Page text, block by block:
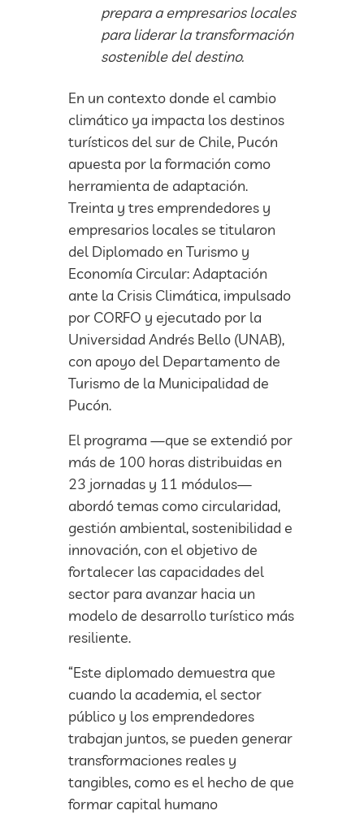
prepara a empresarios locales
para liderar la transformación
sostenible del destino.
En un contexto donde el cambio
climático ya impacta los destinos
turísticos del sur de Chile, Pucón
apuesta por la formación como
herramienta de adaptación.
Treinta y tres emprendedores y
empresarios locales se titularon
del Diplomado en Turismo y
Economía Circular: Adaptación
ante la Crisis Climática, impulsado
por CORFO y ejecutado por la
Universidad Andrés Bello (UNAB),
con apoyo del Departamento de
Turismo de la Municipalidad de
Pucón.
El programa —que se extendió por
más de 100 horas distribuidas en
23 jornadas y 11 módulos—
abordó temas como circularidad,
gestión ambiental, sostenibilidad e
innovación, con el objetivo de
fortalecer las capacidades del
sector para avanzar hacia un
modelo de desarrollo turístico más
resiliente.
“Este diplomado demuestra que
cuando la academia, el sector
público y los emprendedores
trabajan juntos, se pueden generar
transformaciones reales y
tangibles, como es el hecho de que
formar capital humano